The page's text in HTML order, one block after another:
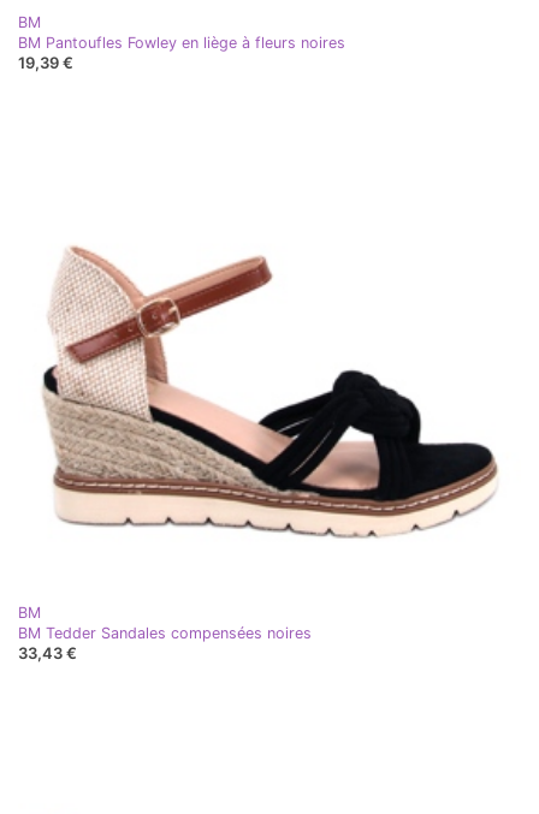
BM
BM Pantoufles Fowley en liège à fleurs noires
19,39 €
BM
BM Tedder Sandales compensées noires
33,43 €